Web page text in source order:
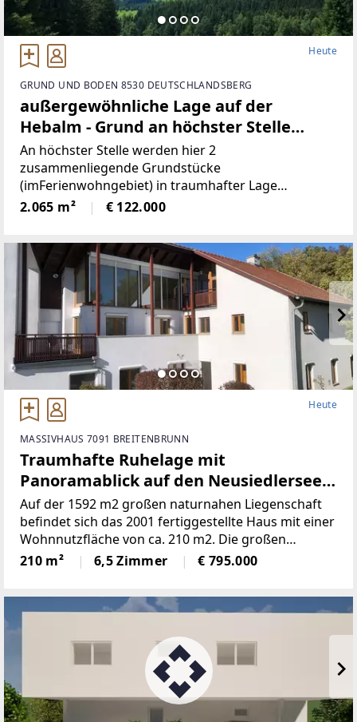
Heute
GRUND UND BODEN 8530 DEUTSCHLANDSBERG
außergewöhnliche Lage auf der
Hebalm - Grund an höchster Stelle
(Provisionsfrei)
An höchster Stelle werden hier 2
zusammenliegende Grundstücke
(imFerienwohngebiet) in traumhafter Lage
angeboten! Die beiden Grundstücke haben
inSumme 2.065m² (€59/ m²), sind süd-westlich
1100
2.065 m² € 122.000
Heute
MASSIVHAUS 7091 BREITENBRUNN
Traumhafte Ruhelage mit
Panoramablick auf den Neusiedlersee
(Provisionsfrei)
Auf der 1592 m2 großen naturnahen Liegenschaft
befindet sich das 2001 fertiggestellte Haus mit einer
Wohnnutzfläche von ca. 210 m2. Die großen
Fensterspenden viel Tageslicht und ermöglichen auf
mehreren Ebenen einenaußergewöhnlichen Blick
210 m² 6,5 Zimmer € 795.000